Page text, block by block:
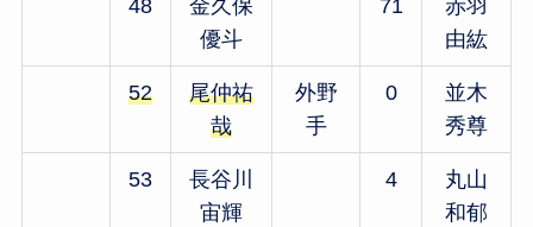
48
金久保
優斗
71
赤羽
由紘
52
尾仲祐
哉
外野
手
0
並木
秀尊
53
長谷川
宙輝
4
丸山
和郁